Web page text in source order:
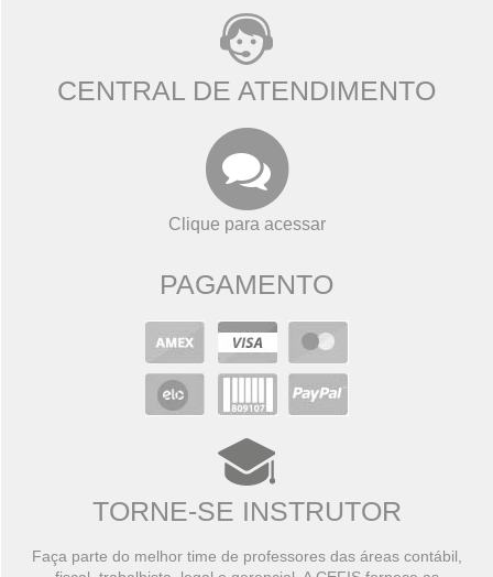
CENTRAL DE ATENDIMENTO
Clique para acessar
PAGAMENTO
TORNE-SE INSTRUTOR
Faça parte do melhor time de professores das áreas contábil,